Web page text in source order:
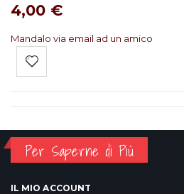
4,00 €
Mandalo via email ad un amico
Per Saperne di Più
IL MIO ACCOUNT